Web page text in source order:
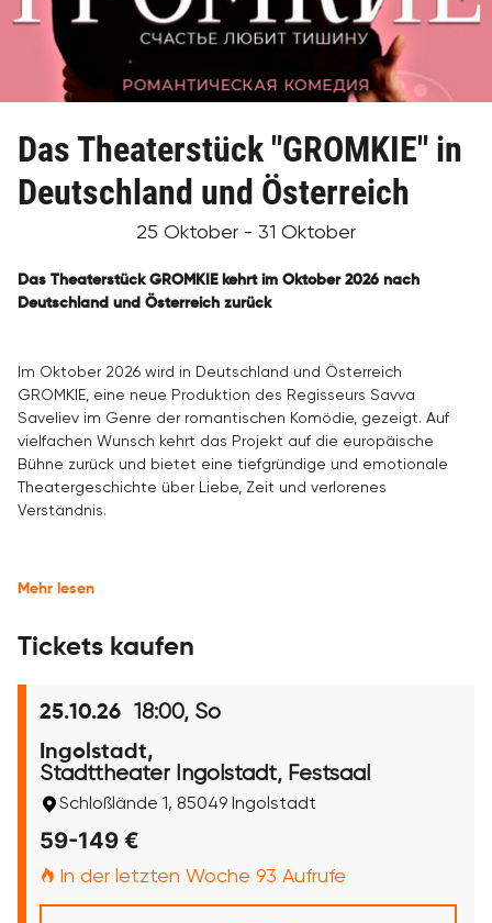
Das Theaterstück "GROMKIE" in
Deutschland und Österreich
25 Oktober - 31 Oktober
Das Theaterstück GROMKIE kehrt im Oktober 2026 nach
Deutschland und Österreich zurück
Im Oktober 2026 wird in Deutschland und Österreich
GROMKIE, eine neue Produktion des Regisseurs Savva
Saveliev im Genre der romantischen Komödie, gezeigt. Auf
vielfachen Wunsch kehrt das Projekt auf die europäische
Bühne zurück und bietet eine tiefgründige und emotionale
Theatergeschichte über Liebe, Zeit und verlorenes
Verständnis.
Mehr lesen
Tickets kaufen
25.10.26 18:00, So
Ingolstadt,
Stadttheater Ingolstadt, Festsaal
Schloßlände 1, 85049 Ingolstadt
59-149 €
In der letzten Woche 93 Aufrufe